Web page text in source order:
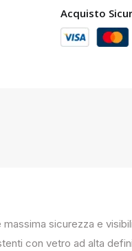
Acquisto
sicurezza e
con vetro ad alta